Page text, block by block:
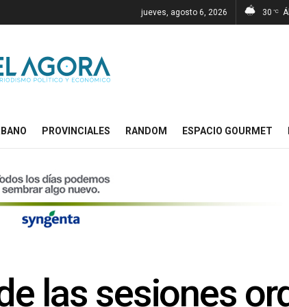
jueves, agosto 6, 2026 30 °C
PROVINCIALES RANDOM ESPACIO GOURMET
las sesiones